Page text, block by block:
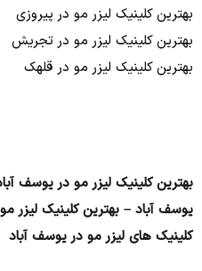
بهترین کلینیک لیزر مو در پیروزی
بهترین کلینیک لیزر مو در تجریش
بهترین کلینیک لیزر مو در قلهک
بهترین کلینیک لیزر مو در یوسف
یوسف آباد – بهترین کلینیک لیزر
کلینیک های لیزر مو در یوسف آباد